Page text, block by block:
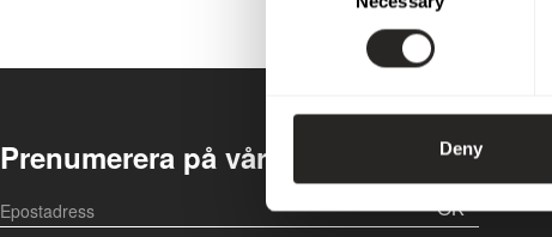
Deny
Prenumerera på vårt nyhetsbrev
OK